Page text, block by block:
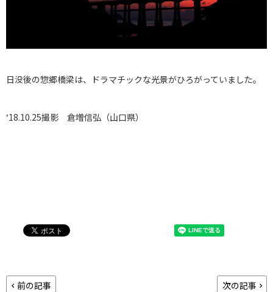
日没後の惣郷橋梁は、ドラマチックな光景がひろがっていました。
‘18.10.25撮影 倉増信弘（山口県）
前の記事 次の記事